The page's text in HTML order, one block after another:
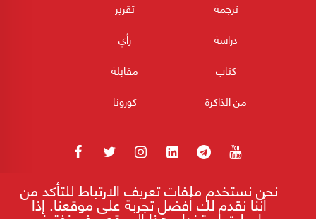
ترجمة
تقرير
دراسة
رأي
كتاب
مقابلة
من الذاكرة
كورونا
180POST جميع الحقوق محفوظة 2026
نحن نستخدم ملفات تعريف الارتباط للتأكد من
أننا نقدم لك أفضل تجربة على موقعنا. إذا